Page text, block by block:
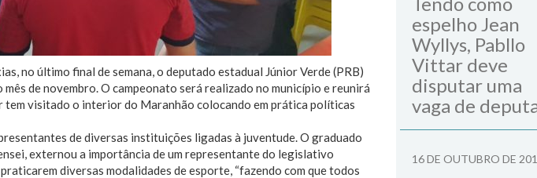
no último final de semana, o deputado estadual Júnior Verde (PRB)
de novembro. O campeonato será realizado no município e reunirá
tem visitado o interior do Maranhão colocando em prática políticas
de diversas instituições ligadas à juventude. O graduado
externou a importância de um representante do legislativo
diversas modalidades de esporte, “fazendo com que todos
espelho Jean
Wyllys, Pabllo
Vittar deve
disputar uma
vaga de
16 DE OUTUBRO DE